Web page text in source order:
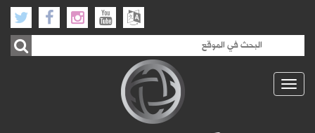
Toggle
navigation